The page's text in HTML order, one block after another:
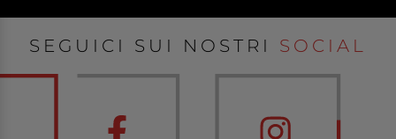
SEGUICI SUI NOSTRI SOCIAL